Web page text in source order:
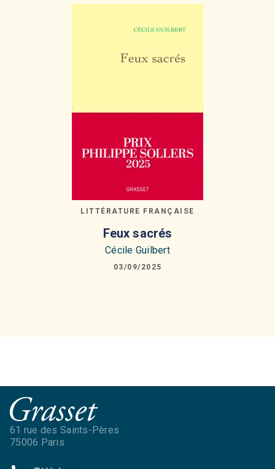
LITTÉRATURE FRANÇAISE
Feux sacrés
Cécile Guilbert
03/09/2025
61 rue des Saints-Pères
75006 Paris